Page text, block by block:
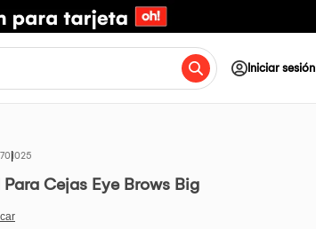
Iniciar sesión
Para Cejas Eye Brows Big